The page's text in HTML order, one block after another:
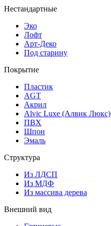
Нестандартные
Эко
Лофт
Арт-Деко
Под старину
Покрытие
Пластик
AGT
Акрил
Alvic Luxe (Алвик Люкс)
ПВХ
Шпон
Эмаль
Структура
Из ЛДСП
Из МДФ
Из массива дерева
Внешний вид